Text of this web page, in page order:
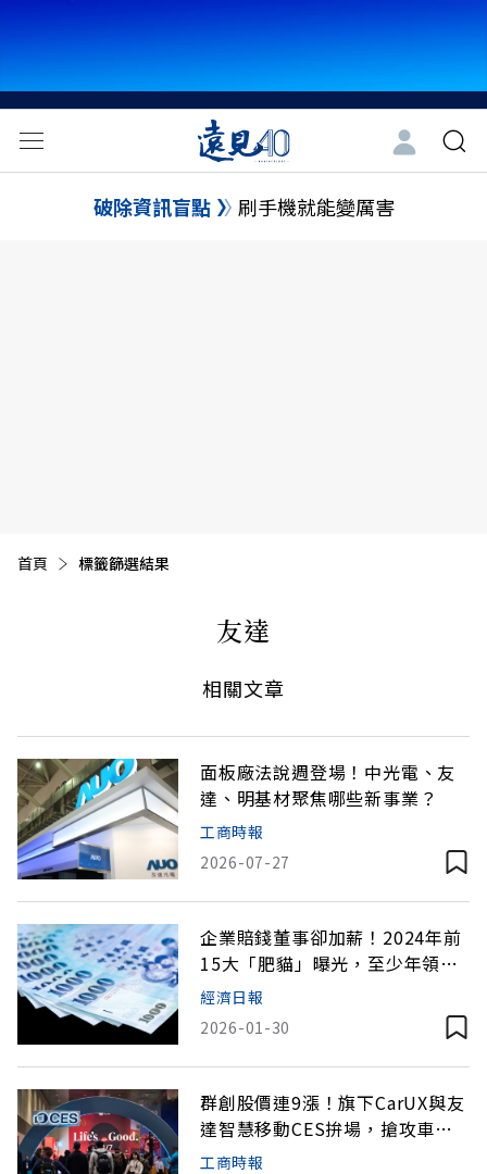
破除資訊盲點 刷手機就能變厲害
首頁 目前頁面：
標籤篩選結果
友達
相關文章
面板廠法說週登場！中光電、友
達、明基材聚焦哪些新事業？
工商時報
2026-07-27
企業賠錢董事卻加薪！2024年前
15大「肥貓」曝光，至少年領百
萬
經濟日報
2026-01-30
群創股價連9漲！旗下CarUX與友
達智慧移動CES拚場，搶攻車載
商機
工商時報